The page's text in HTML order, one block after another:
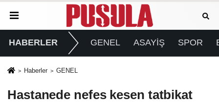
HABERLER GENEL ASAYİŞ SPOR
Haberler GENEL
Hastanede nefes kesen tatbikat